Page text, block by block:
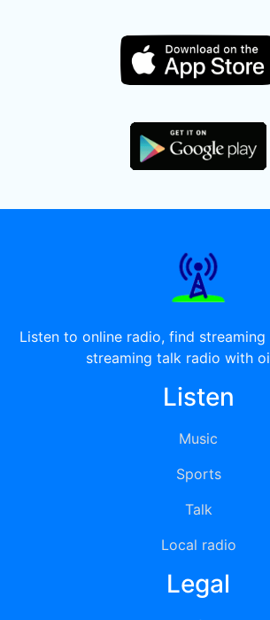
Listen to online radio, find
streaming talk radio with
Listen
Music
Sports
Talk
Local radio
Legal